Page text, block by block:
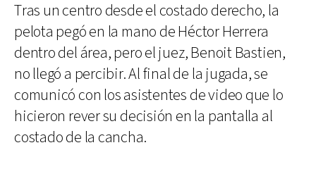
Tras un centro desde el costado derecho, la
pelota pegó en la mano de Héctor Herrera
dentro del área, pero el juez, Benoit Bastien,
no llegó a percibir. Al final de la jugada, se
comunicó con los asistentes de video que lo
hicieron rever su decisión en la pantalla al
costado de la cancha.